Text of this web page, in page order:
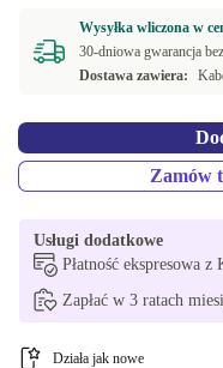
Wysyłka wliczona w
30-dniowa gwarancja
Dostawa zawiera:
Zamów
Usługi dodatkowe
Płatność ekspresowa z
Zapłać w 3 ratach
Działa jak nowe